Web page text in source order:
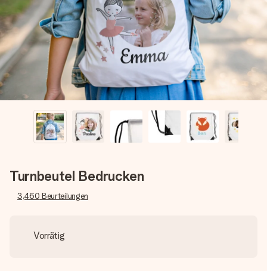
Erstelle etwas Einzigartiges in wenigen Schritten – mit
ihrem Namen, deinem Foto oder einer Nachricht von
Herzen. Kein Stress, nur pure Liebe für den perfekten
Moment.
Turnbeutel Bedrucken
3,460 Beurteilungen
Vorrätig